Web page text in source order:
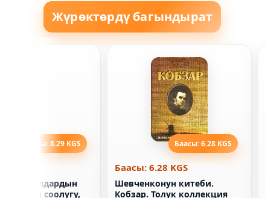
Жүрөктөрдү багындырат
Баасы: 8.29 KGS
мээ. Аялдардын
ден соолугу,
Баасы: 6.28 KGS
Баасы: 6.28 KGS
Шевченконун китеби.
Кобзар. Толук коллекция